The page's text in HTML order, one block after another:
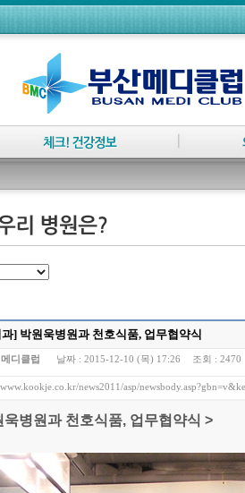
] 박원욱병원과 천호식품, 업무협약식
메디클럽 날짜 : 2015-12-10 (목) 17:26 조회 : 2470
news2011/asp/
욱병원과 천호식품, 업무협약식 >